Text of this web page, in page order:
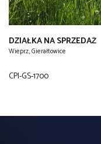
DZIAŁKA NA SPRZEDAŻ
Wieprz, Gierałtowice
CPI-GS-1700